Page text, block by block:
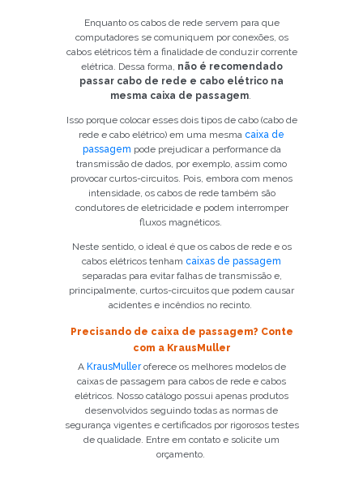
Enquanto os cabos de rede servem para que
computadores se comuniquem por conexões, os
cabos elétricos têm a finalidade de conduzir corrente
elétrica. Dessa forma, não é recomendado
passar cabo de rede e cabo elétrico na
mesma caixa de passagem.
Isso porque colocar esses dois tipos de cabo (cabo de
rede e cabo elétrico) em uma mesma caixa de
passagem pode prejudicar a performance da
transmissão de dados, por exemplo, assim como
provocar curtos-circuitos. Pois, embora com menos
intensidade, os cabos de rede também são
condutores de eletricidade e podem interromper
fluxos magnéticos.
Neste sentido, o ideal é que os cabos de rede e os
cabos elétricos tenham caixas de passagem
separadas para evitar falhas de transmissão e,
principalmente, curtos-circuitos que podem causar
acidentes e incêndios no recinto.
Precisando de caixa de passagem? Conte
com a KrausMuller
A KrausMulleroferece os melhores modelos de
caixas de passagem para cabos de rede e cabos
elétricos. Nosso catálogo possui apenas produtos
desenvolvidos seguindo todas as normas de
segurança vigentes e certificados por rigorosos testes
de qualidade. Entre em contato e solicite um
orçamento.
Já é nosso cliente?